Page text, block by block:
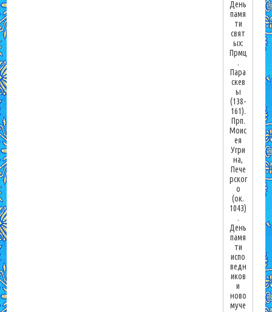
День
памя
ти
свят
ых:
Прмц
.
Пара
скев
ы
(138-
161).
Прп.
Моис
ея
Угри
на,
Пече
рског
о
(ок.
1043)
.
День
памя
ти
испо
ведн
иков
и
ново
муче